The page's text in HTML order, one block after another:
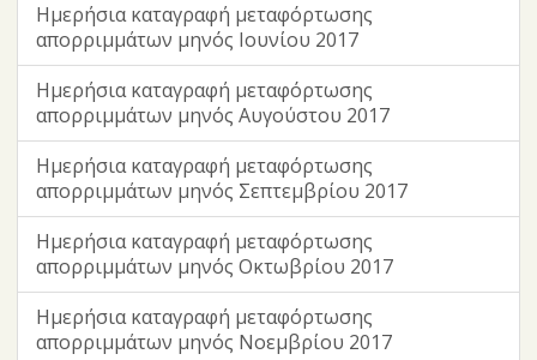
Ημερήσια καταγραφή μεταφόρτωσης
απορριμμάτων μηνός Ιουνίου 2017
Ημερήσια καταγραφή μεταφόρτωσης
απορριμμάτων μηνός Αυγούστου 2017
Ημερήσια καταγραφή μεταφόρτωσης
απορριμμάτων μηνός Σεπτεμβρίου 2017
Ημερήσια καταγραφή μεταφόρτωσης
απορριμμάτων μηνός Οκτωβρίου 2017
Ημερήσια καταγραφή μεταφόρτωσης
απορριμμάτων μηνός Νοεμβρίου 2017